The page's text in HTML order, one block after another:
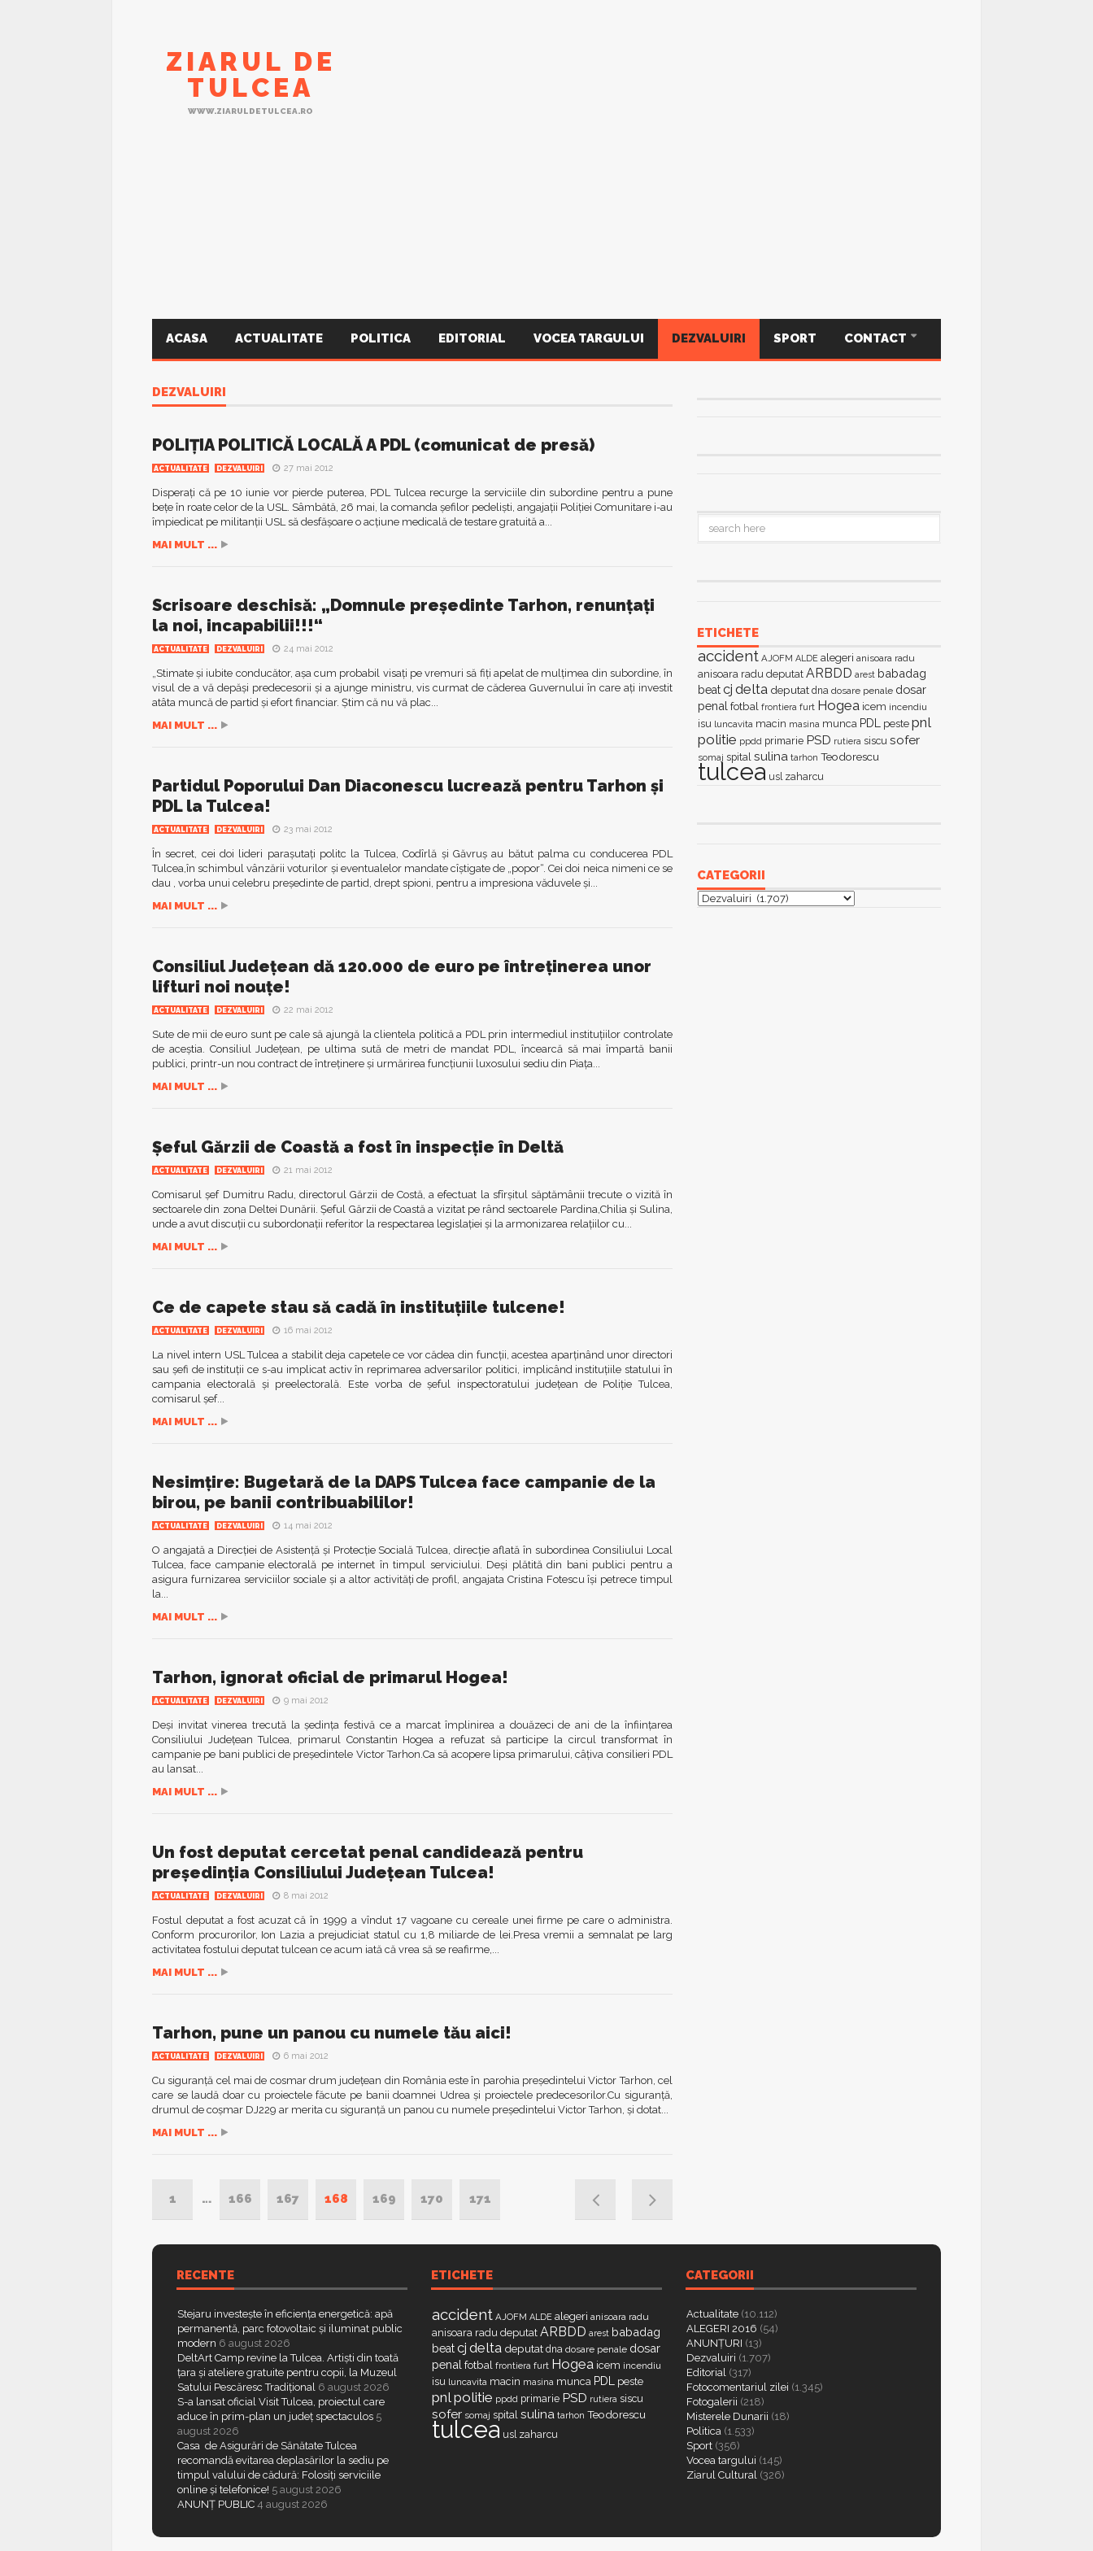
ZIARUL DE
TULCEA
WWW.ZIARULDETULCEA.RO
ACASA ACTUALITATE POLITICA EDITORIAL VOCEA TARGULUI DEZVALUIRI SPORT CONTACT
DEZVALUIRI
POLIŢIA POLITICĂ LOCALĂ A PDL (comunicat de presă)
ACTUALITATE DEZVALUIRI 27 mai 2012
Disperaţi că pe 10 iunie vor pierde puterea, PDL Tulcea recurge la serviciile din subordine pentru a pune
beţe în roate celor de la USL. Sâmbătă, 26 mai, la comanda şefilor pedelişti, angajaţii Poliţiei Comunitare i-au
împiedicat pe militanţii USL să desfăşoare o acţiune medicală de testare gratuită a...
MAI MULT ...
Scrisoare deschisă: „Domnule președinte Tarhon, renunțați
la noi, incapabilii!!!“
ACTUALITATE DEZVALUIRI 24 mai 2012
„Stimate și iubite conducător, așa cum probabil visați pe vremuri să fiți apelat de mulțimea din subordine, în
visul de a vă depăși predecesorii și a ajunge ministru, vis curmat de căderea Guvernului în care ați investit
atâta muncă de partid și efort financiar. Știm că nu vă plac...
MAI MULT ...
Partidul Poporului Dan Diaconescu lucrează pentru Tarhon și
PDL la Tulcea!
ACTUALITATE DEZVALUIRI 23 mai 2012
În secret, cei doi lideri parașutați politc la Tulcea, Codîrlă și Găvruș au bătut palma cu conducerea PDL
Tulcea,în schimbul vânzării voturilor și eventualelor mandate cîștigate de „popor“. Cei doi neica nimeni ce se
dau , vorba unui celebru președinte de partid, drept spioni, pentru a impresiona văduvele și...
MAI MULT ...
Consiliul Județean dă 120.000 de euro pe întreținerea unor
lifturi noi nouțe!
ACTUALITATE DEZVALUIRI 22 mai 2012
Sute de mii de euro sunt pe cale să ajungă la clientela politică a PDL prin intermediul instituțiilor controlate
de aceștia. Consiliul Județean, pe ultima sută de metri de mandat PDL, încearcă să mai împartă banii
publici, printr-un nou contract de întreținere și urmărirea funcțiunii luxosului sediu din Piața...
MAI MULT ...
Șeful Gărzii de Coastă a fost în inspecție în Deltă
ACTUALITATE DEZVALUIRI 21 mai 2012
Comisarul șef Dumitru Radu, directorul Gărzii de Costă, a efectuat la sfîrșitul săptămânii trecute o vizită în
sectoarele din zona Deltei Dunării. Șeful Gărzii de Coastă a vizitat pe rând sectoarele Pardina,Chilia și Sulina,
unde a avut discuții cu subordonații referitor la respectarea legislației și la armonizarea relațiilor cu...
MAI MULT ...
Ce de capete stau să cadă în instituțiile tulcene!
ACTUALITATE DEZVALUIRI 16 mai 2012
La nivel intern USL Tulcea a stabilit deja capetele ce vor cădea din funcții, acestea aparținând unor directori
sau șefi de instituții ce s-au implicat activ în reprimarea adversarilor politici, implicând instituțiile statului în
campania electorală și preelectorală. Este vorba de șeful inspectoratului județean de Poliție Tulcea,
comisarul șef...
MAI MULT ...
Nesimțire: Bugetară de la DAPS Tulcea face campanie de la
birou, pe banii contribuabililor!
ACTUALITATE DEZVALUIRI 14 mai 2012
O angajată a Direcției de Asistență și Protecție Socială Tulcea, direcție aflată în subordinea Consiliului Local
Tulcea, face campanie electorală pe internet în timpul serviciului. Deși plătită din bani publici pentru a
asigura furnizarea serviciilor sociale și a altor activități de profil, angajata Cristina Fotescu își petrece timpul
la...
MAI MULT ...
Tarhon, ignorat oficial de primarul Hogea!
ACTUALITATE DEZVALUIRI 9 mai 2012
Deși invitat vinerea trecută la ședința festivă ce a marcat împlinirea a douăzeci de ani de la înființarea
Consiliului Județean Tulcea, primarul Constantin Hogea a refuzat să participe la circul transformat în
campanie pe bani publici de președintele Victor Tarhon.Ca să acopere lipsa primarului, câțiva consilieri PDL
au lansat...
MAI MULT ...
Un fost deputat cercetat penal candidează pentru
președinția Consiliului Județean Tulcea!
ACTUALITATE DEZVALUIRI 8 mai 2012
Fostul deputat a fost acuzat că în 1999 a vîndut 17 vagoane cu cereale unei firme pe care o administra.
Conform procurorilor, Ion Lazia a prejudiciat statul cu 1,8 miliarde de lei.Presa vremii a semnalat pe larg
activitatea fostului deputat tulcean ce acum iată că vrea să se reafirme,...
MAI MULT ...
Tarhon, pune un panou cu numele tău aici!
ACTUALITATE DEZVALUIRI 6 mai 2012
Cu siguranță cel mai de cosmar drum județean din România este în parohia președintelui Victor Tarhon, cel
care se laudă doar cu proiectele făcute pe banii doamnei Udrea și proiectele predecesorilor.Cu siguranță,
drumul de coșmar DJ229 ar merita cu siguranță un panou cu numele președintelui Victor Tarhon, și dotat...
MAI MULT ...
1 … 166 167 168 169 170 171
ETICHETE
accident AJOFM ALDE alegeri anisoara radu
anisoara radu deputat ARBDD arest babadag
beatcj delta deputat dna dosare penale dosar
penal fotbal frontiera furt Hogea icem incendiu
isu luncavita macin masina munca PDL peste pnl
politie ppdd primarie PSD rutiera siscu sofer
somaj spital sulina tarhon Teodorescu
tulcea usl zaharcu
CATEGORII
Categorii
RECENTE
Stejaru investește în eficiența energetică: apă
permanentă, parc fotovoltaic și iluminat public
modern 6 august 2026
DeltArt Camp revine la Tulcea. Artiști din toată
țara și ateliere gratuite pentru copii, la Muzeul
Satului Pescăresc Tradițional 6 august 2026
S-a lansat oficial Visit Tulcea, proiectul care
aduce în prim-plan un județ spectaculos 5
august 2026
Casa de Asigurări de Sănătate Tulcea
recomandă evitarea deplasărilor la sediu pe
timpul valului de cădură: Folosiți serviciile
online și telefonice! 5 august 2026
ANUNȚ PUBLIC 4 august 2026
ETICHETE
accident AJOFM ALDE alegeri anisoara radu
anisoara radu deputat ARBDD arest babadag
beatcj delta deputat dna dosare penale dosar
penal fotbal frontiera furt Hogea icem incendiu
isu luncavita macin masina munca PDL peste
pnlpolitie ppdd primarie PSD rutiera siscu
sofer somaj spital sulina tarhon Teodorescu
tulcea usl zaharcu
CATEGORII
Actualitate (10.112)
ALEGERI 2016 (54)
ANUNȚURI (13)
Dezvaluiri (1.707)
Editorial (317)
Fotocomentariul zilei (1.345)
Fotogalerii (218)
Misterele Dunarii (18)
Politica (1.533)
Sport (356)
Vocea targului (145)
Ziarul Cultural (326)